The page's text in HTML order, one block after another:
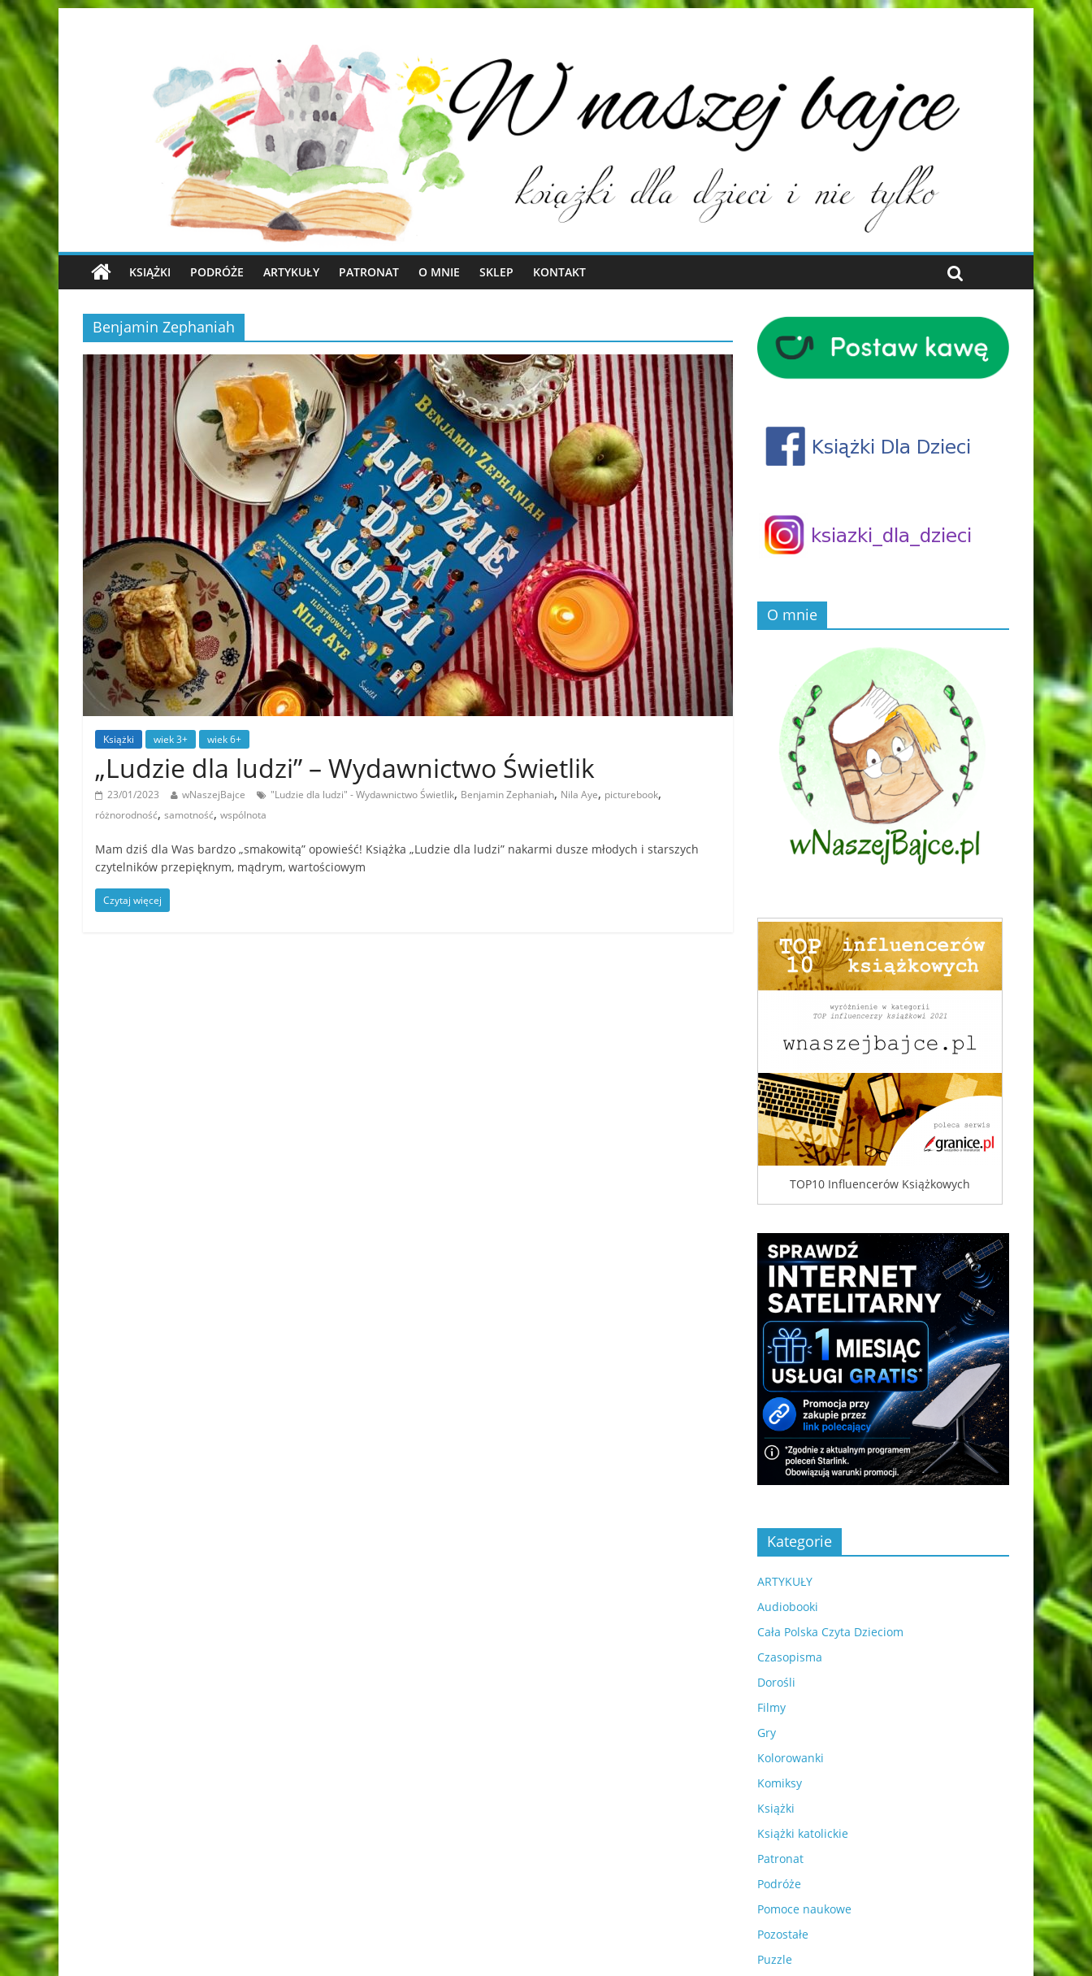
KSIĄŻKI PODRÓŻE ARTYKUŁY PATRONAT O MNIE SKLEP KONTAKT
Benjamin Zephaniah
Książki wiek 3+ wiek 6+
„Ludzie dla ludzi” – Wydawnictwo Świetlik
23/01/2023 wNaszejBajce "Ludzie dla ludzi" - Wydawnictwo Świetlik, Benjamin Zephaniah, Nila Aye, picturebook,
różnorodność, samotność, wspólnota
Mam dziś dla Was bardzo „smakowitą” opowieść! Książka „Ludzie dla ludzi” nakarmi dusze młodych i starszych
czytelników przepięknym, mądrym, wartościowym
Czytaj więcej
O mnie
TOP10 Influencerów Książkowych
Kategorie
ARTYKUŁY
Audiobooki
Cała Polska Czyta Dzieciom
Czasopisma
Dorośli
Filmy
Gry
Kolorowanki
Komiksy
Książki
Książki katolickie
Patronat
Podróże
Pomoce naukowe
Pozostałe
Puzzle